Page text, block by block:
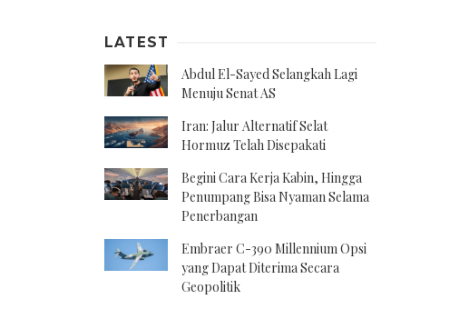
LATEST
Abdul El-Sayed Selangkah Lagi
Menuju Senat AS
Iran: Jalur Alternatif Selat
Hormuz Telah Disepakati
Begini Cara Kerja Kabin, Hingga
Penumpang Bisa Nyaman Selama
Penerbangan
Embraer C-390 Millennium Opsi
yang Dapat Diterima Secara
Geopolitik